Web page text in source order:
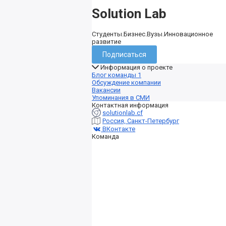
Solution Lab
Студенты.Бизнес.Вузы.Инновационное
развитие
Подписаться
Информация о проекте
Блог команды 1
Обсуждение компании
Вакансии
Упоминания в СМИ
Контактная информация
solutionlab.cf
Россия, Санкт-Петербург
ВКонтакте
Команда